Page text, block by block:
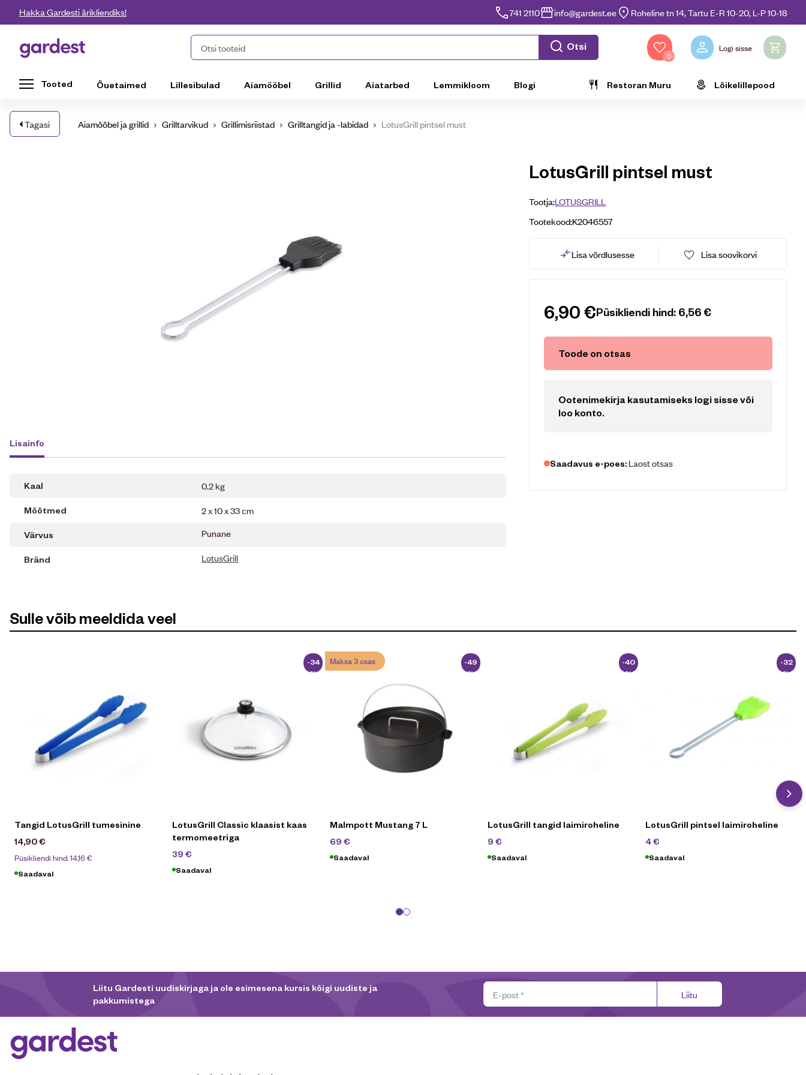
Liigu edasi põhisisu juurde
Hakka Gardesti ärikliendiks! 741 2110 info@gardest.ee Roheline tn 14, Tartu E-R 10-20, L-P 10-18
Gardest Otsi tooteid Otsi
0
Logi sisse
Tooted Õuetaimed Lillesibulad Aiamööbel Grillid Aiatarbed Lemmikloom Blogi Restoran Muru Lõikelillepood
Tagasi Aiamööbel ja grillid Grilltarvikud Grillimisriistad Grilltangid ja -labidad LotusGrill pintsel must
Lisainfo
Kaal 0.2 kg
Mõõtmed 2 x 10 x 33 cm
Värvus Punane
Bränd LotusGrill
LotusGrill pintsel must
Tootja:LOTUSGRILL
Tootekood:K2046557
Lisa võrdlusesse Lisa soovikorvi
6,90€Püsikliendi hind: 6,56€
Toode on otsas
Ootenimekirja kasutamiseks logi sisse või
loo konto.
Saadavus e-poes: Laost otsas
Sulle võib meeldida veel
Tangid LotusGrill tumesinine
14,90€
Püsikliendi hind:14,16€
Saadaval
-34
%
LotusGrill Classic klaasist kaas
termomeetriga
39 €
Saadaval
Maksa 3 osas
-49
%
Malmpott Mustang 7 L
69 €
Saadaval
-40
%
LotusGrill tangid laimiroheline
9 €
Saadaval
-32
%
LotusGrill pintsel laimiroheline
4€
Saadaval
Liitu Gardesti uudiskirjaga ja ole esimesena kursis kõigi uudiste ja
pakkumistega
Liitu